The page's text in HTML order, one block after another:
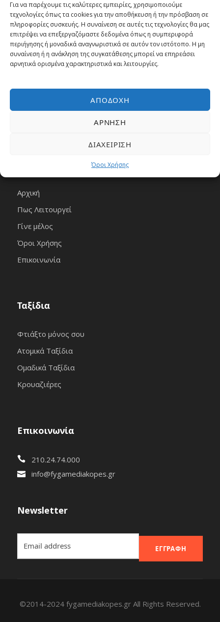
Για να παρέχουμε τις καλύτερες εμπειρίες, χρησιμοποιούμε
τεχνολογίες όπως τα cookies για την αποθήκευση ή την πρόσβαση σε
πληροφορίες συσκευής. Η συναίνεση σε αυτές τις τεχνολογίες θα μας
επιτρέψει να επεξεργαζόμαστε δεδομένα όπως η συμπεριφορά
περιήγησης ή μοναδικά αναγνωριστικά σε αυτόν τον ιστότοπο. Η μη
συναίνεση ή η ανάκληση της συγκατάθεσης μπορεί να επηρεάσει
αρνητικά ορισμένα χαρακτηριστικά και λειτουργίες.
ΑΠΟΔΟΧΉ
ΆΡΝΗΣΗ
ΔΙΑΧΕΊΡΙΣΗ
Όροι Χρήσης
Αρχική
Πως Λειτουργεί
Γίνε μέλος
Όροι Χρήσης
Επικοινωνία
Ταξίδια
Φτιάξτο μόνος σου
Ατομικά Ταξίδια
Ομαδικά Ταξίδια
Κρουαζιέρες
Επικοινωνία
210.24.74.000
info@fygamediakopes.gr
Newsletter
ΕΓΓΡΑΦΉ
©2014-2024 fygamediakopes.gr All Rights Reserved.